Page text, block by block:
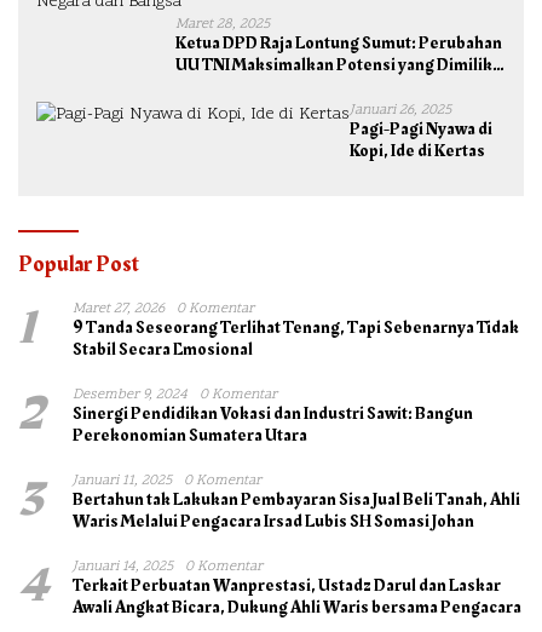
Maret 28, 2025
Ketua DPD Raja Lontung Sumut: Perubahan
UU TNI Maksimalkan Potensi yang Dimiliki
Januari 26, 2025
Pagi-Pagi Nyawa di
Kopi, Ide di Kertas
Popular Post
1 Maret 27, 2026 0 Komentar
9 Tanda Seseorang Terlihat Tenang, Tapi Sebenarnya Tidak
Stabil Secara Emosional
2 Desember 9, 2024 0 Komentar
Sinergi Pendidikan Vokasi dan Industri Sawit: Bangun
Perekonomian Sumatera Utara
3 Januari 11, 2025 0 Komentar
Bertahun tak Lakukan Pembayaran Sisa Jual Beli Tanah, Ahli
Waris Melalui Pengacara Irsad Lubis SH Somasi Johan
4 Januari 14, 2025 0 Komentar
Terkait Perbuatan Wanprestasi, Ustadz Darul dan Laskar
Awali Angkat Bicara, Dukung Ahli Waris bersama Pengacara